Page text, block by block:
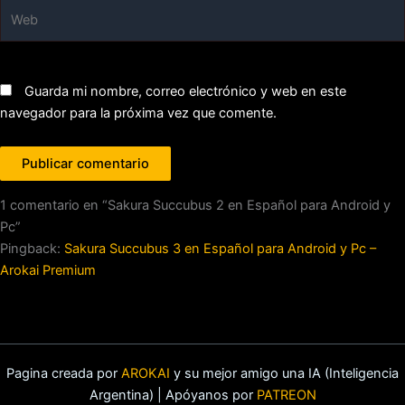
Guarda mi nombre, correo electrónico y web en este
navegador para la próxima vez que comente.
1 comentario en “Sakura Succubus 2 en Español para Android y
Pc”
Pingback: Sakura Succubus 3 en Español para Android y Pc –
Arokai Premium
Pagina creada por AROKAI y su mejor amigo una IA (Inteligencia
Argentina) | Apóyanos por PATREON